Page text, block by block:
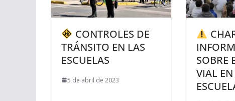
CONTROLES DE
TRÁNSITO EN LAS
ESCUELAS
5 de abril de 2023
SOBRE
VIAL EN